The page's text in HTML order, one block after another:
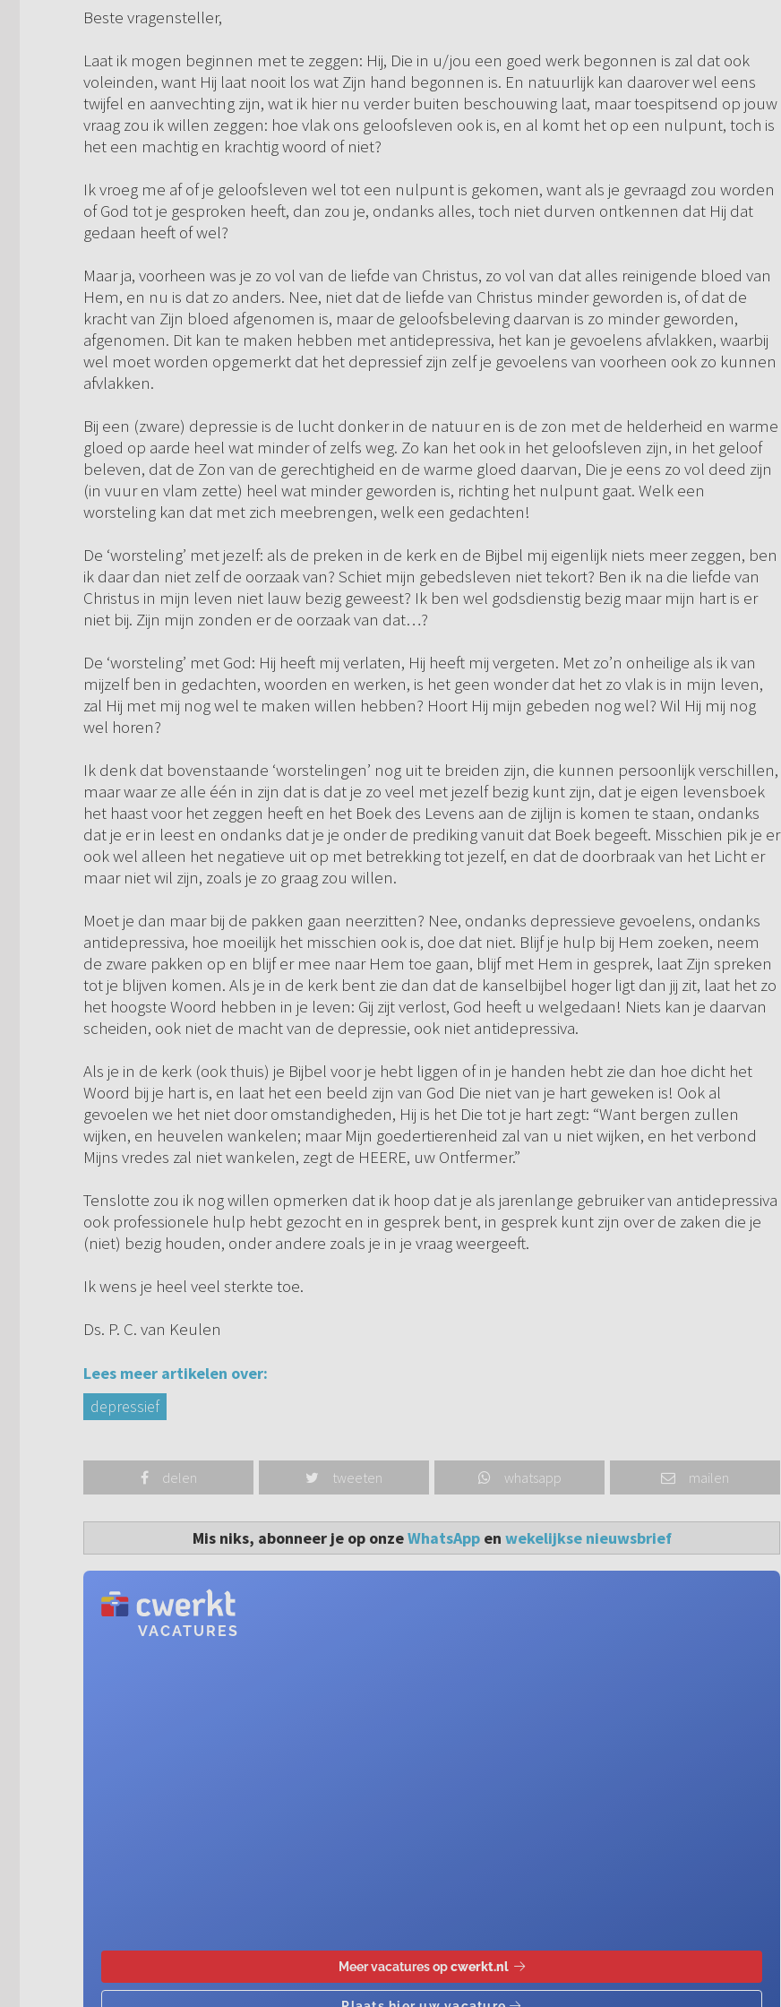
Beste vragensteller,
Laat ik mogen beginnen met te zeggen: Hij, Die in u/jou een goed werk begonnen is zal dat ook
voleinden, want Hij laat nooit los wat Zijn hand begonnen is. En natuurlijk kan daarover wel eens
twijfel en aanvechting zijn, wat ik hier nu verder buiten beschouwing laat, maar toespitsend op jouw
vraag zou ik willen zeggen: hoe vlak ons geloofsleven ook is, en al komt het op een nulpunt, toch is
het een machtig en krachtig woord of niet?
Ik vroeg me af of je geloofsleven wel tot een nulpunt is gekomen, want als je gevraagd zou worden
of God tot je gesproken heeft, dan zou je, ondanks alles, toch niet durven ontkennen dat Hij dat
gedaan heeft of wel?
Maar ja, voorheen was je zo vol van de liefde van Christus, zo vol van dat alles reinigende bloed van
Hem, en nu is dat zo anders. Nee, niet dat de liefde van Christus minder geworden is, of dat de
kracht van Zijn bloed afgenomen is, maar de geloofsbeleving daarvan is zo minder geworden,
afgenomen. Dit kan te maken hebben met antidepressiva, het kan je gevoelens afvlakken, waarbij
wel moet worden opgemerkt dat het depressief zijn zelf je gevoelens van voorheen ook zo kunnen
afvlakken.
Bij een (zware) depressie is de lucht donker in de natuur en is de zon met de helderheid en warme
gloed op aarde heel wat minder of zelfs weg. Zo kan het ook in het geloofsleven zijn, in het geloof
beleven, dat de Zon van de gerechtigheid en de warme gloed daarvan, Die je eens zo vol deed zijn
(in vuur en vlam zette) heel wat minder geworden is, richting het nulpunt gaat. Welk een
worsteling kan dat met zich meebrengen, welk een gedachten!
De ‘worsteling’ met jezelf: als de preken in de kerk en de Bijbel mij eigenlijk niets meer zeggen, ben
ik daar dan niet zelf de oorzaak van? Schiet mijn gebedsleven niet tekort? Ben ik na die liefde van
Christus in mijn leven niet lauw bezig geweest? Ik ben wel godsdienstig bezig maar mijn hart is er
niet bij. Zijn mijn zonden er de oorzaak van dat…?
De ‘worsteling’ met God: Hij heeft mij verlaten, Hij heeft mij vergeten. Met zo’n onheilige als ik van
mijzelf ben in gedachten, woorden en werken, is het geen wonder dat het zo vlak is in mijn leven,
zal Hij met mij nog wel te maken willen hebben? Hoort Hij mijn gebeden nog wel? Wil Hij mij nog
wel horen?
Ik denk dat bovenstaande ‘worstelingen’ nog uit te breiden zijn, die kunnen persoonlijk verschillen,
maar waar ze alle één in zijn dat is dat je zo veel met jezelf bezig kunt zijn, dat je eigen levensboek
het haast voor het zeggen heeft en het Boek des Levens aan de zijlijn is komen te staan, ondanks
dat je er in leest en ondanks dat je je onder de prediking vanuit dat Boek begeeft. Misschien pik je er
ook wel alleen het negatieve uit op met betrekking tot jezelf, en dat de doorbraak van het Licht er
maar niet wil zijn, zoals je zo graag zou willen.
Moet je dan maar bij de pakken gaan neerzitten? Nee, ondanks depressieve gevoelens, ondanks
antidepressiva, hoe moeilijk het misschien ook is, doe dat niet. Blijf je hulp bij Hem zoeken, neem
de zware pakken op en blijf er mee naar Hem toe gaan, blijf met Hem in gesprek, laat Zijn spreken
tot je blijven komen. Als je in de kerk bent zie dan dat de kanselbijbel hoger ligt dan jij zit, laat het zo
het hoogste Woord hebben in je leven: Gij zijt verlost, God heeft u welgedaan! Niets kan je daarvan
scheiden, ook niet de macht van de depressie, ook niet antidepressiva.
Als je in de kerk (ook thuis) je Bijbel voor je hebt liggen of in je handen hebt zie dan hoe dicht het
Woord bij je hart is, en laat het een beeld zijn van God Die niet van je hart geweken is! Ook al
gevoelen we het niet door omstandigheden, Hij is het Die tot je hart zegt: “Want bergen zullen
wijken, en heuvelen wankelen; maar Mijn goedertierenheid zal van u niet wijken, en het verbond
Mijns vredes zal niet wankelen, zegt de HEERE, uw Ontfermer.”
Tenslotte zou ik nog willen opmerken dat ik hoop dat je als jarenlange gebruiker van antidepressiva
ook professionele hulp hebt gezocht en in gesprek bent, in gesprek kunt zijn over de zaken die je
(niet) bezig houden, onder andere zoals je in je vraag weergeeft.
Ik wens je heel veel sterkte toe.
Ds. P. C. van Keulen
Lees meer artikelen over:
depressief
delen tweeten whatsapp mailen
Mis niks, abonneer je op onzeWhatsAppen wekelijkse nieuwsbrief